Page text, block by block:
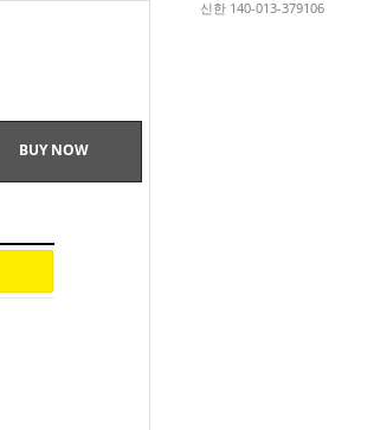
신한 140-013-379106
BUY NOW